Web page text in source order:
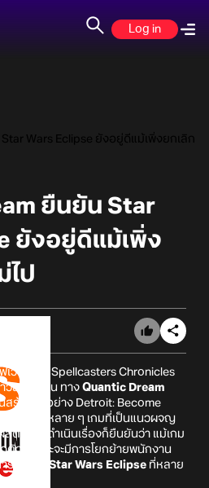
Log in
Wars Eclipse ยังอยู่ดีแม้เพิ่งยกเลิก
ยืนยัน Star
ยังอยู่ดีแม้เพิ่ง
ไป
เวอร์เกม Spellcasters Chronicles
วสามเดือน ทาง Quantic Dream
สร้างชื่ออย่าง Detroit: Become
และอีกหลาย ๆ เกมที่เป็นแนวผจญ
ลต่อการดำเนินเรื่องก็ยืนยันว่า แม้เกม
ดตัวลงและจะมีการโยกย้ายพนักงาน
ารพัฒนา
Star Wars Eclipse ที่หลาย